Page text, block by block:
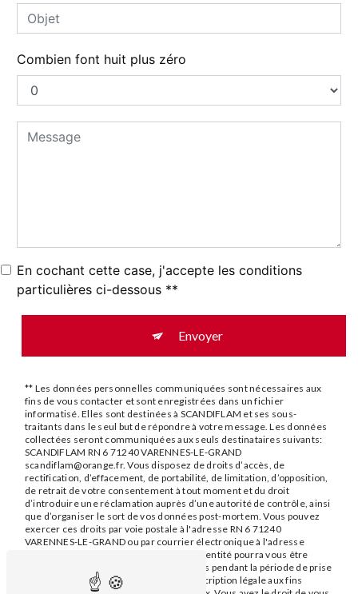
Combien font huit plus zéro
En cochant cette case, j'accepte les conditions
particulières ci-dessous **
Envoyer
** Les données personnelles communiquées sont nécessaires aux
fins de vous contacter et sont enregistrées dans un fichier
informatisé. Elles sont destinées à SCANDIFLAM et ses sous-
traitants dans le seul but de répondre à votre message. Les données
collectées seront communiquées aux seuls destinataires suivants:
SCANDIFLAM RN 6 71240 VARENNES-LE-GRAND
scandiflam@orange.fr. Vous disposez de droits d’accès, de
rectification, d’effacement, de portabilité, de limitation, d’opposition,
de retrait de votre consentement à tout moment et du droit
d’introduire une réclamation auprès d’une autorité de contrôle, ainsi
que d’organiser le sort de vos données post-mortem. Vous pouvez
exercer ces droits par voie postale à l'adresse RN 6 71240
VARENNES-LE-GRAND ou par courrier électronique à l'adresse
scandiflam@orange.fr. Un justificatif d'identité pourra vous être
demandé. Nous conservons vos données pendant la période de prise
de contact puis pendant la durée de prescription légale aux fins